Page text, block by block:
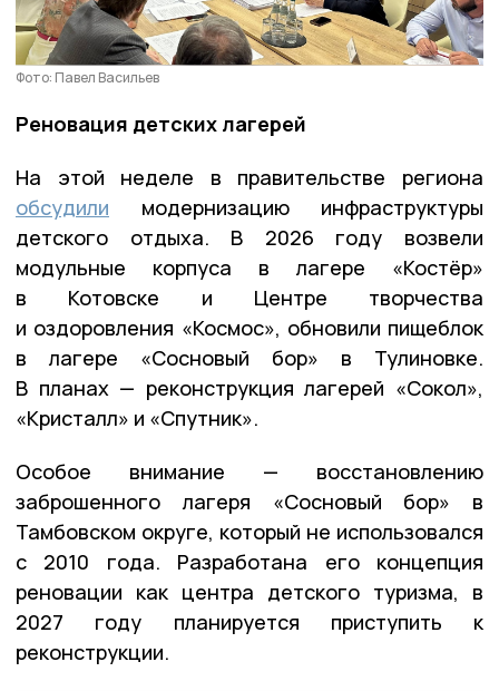
Фото: Павел Васильев
Реновация детских лагерей
На этой неделе в правительстве региона
обсудили модернизацию инфраструктуры
детского отдыха. В 2026 году возвели
модульные корпуса в лагере «Костёр»
в Котовске и Центре творчества
и оздоровления «Космос», обновили пищеблок
в лагере «Сосновый бор» в Тулиновке.
В планах — реконструкция лагерей «Сокол»,
«Кристалл» и «Спутник».
Особое внимание — восстановлению
заброшенного лагеря «Сосновый бор» в
Тамбовском округе, который не использовался
с 2010 года. Разработана его концепция
реновации как центра детского туризма, в
2027 году планируется приступить к
реконструкции.